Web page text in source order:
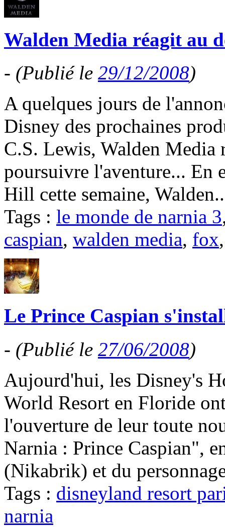
Walden Media réagit au
- (Publié le 29/12/2008)
A quelques jours de
Disney des prochaines
C.S. Lewis, Walden Media
poursuivre l'aventure... En
Hill cette semaine,
Tags : le monde de narnia 3
caspian, walden media, fox
Le Prince Caspian
- (Publié le 27/06/2008)
Aujourd'hui, les Disney's
World Resort en Floride
l'ouverture de leur toute
Narnia : Prince Caspian",
(Nikabrik) et du
Tags : disneyland resort
narnia